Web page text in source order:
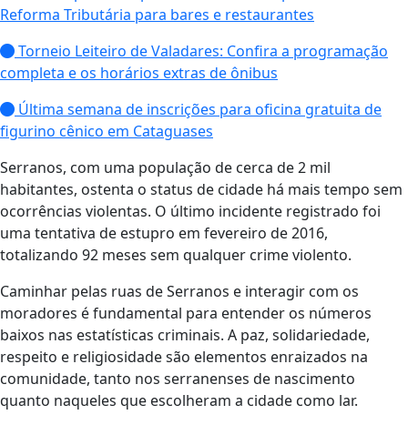
Reforma Tributária para bares e restaurantes
Torneio Leiteiro de Valadares: Confira a programação
completa e os horários extras de ônibus
Última semana de inscrições para oficina gratuita de
figurino cênico em Cataguases
Serranos, com uma população de cerca de 2 mil
habitantes, ostenta o status de cidade há mais tempo sem
ocorrências violentas. O último incidente registrado foi
uma tentativa de estupro em fevereiro de 2016,
totalizando 92 meses sem qualquer crime violento.
Caminhar pelas ruas de Serranos e interagir com os
moradores é fundamental para entender os números
baixos nas estatísticas criminais. A paz, solidariedade,
respeito e religiosidade são elementos enraizados na
comunidade, tanto nos serranenses de nascimento
quanto naqueles que escolheram a cidade como lar.